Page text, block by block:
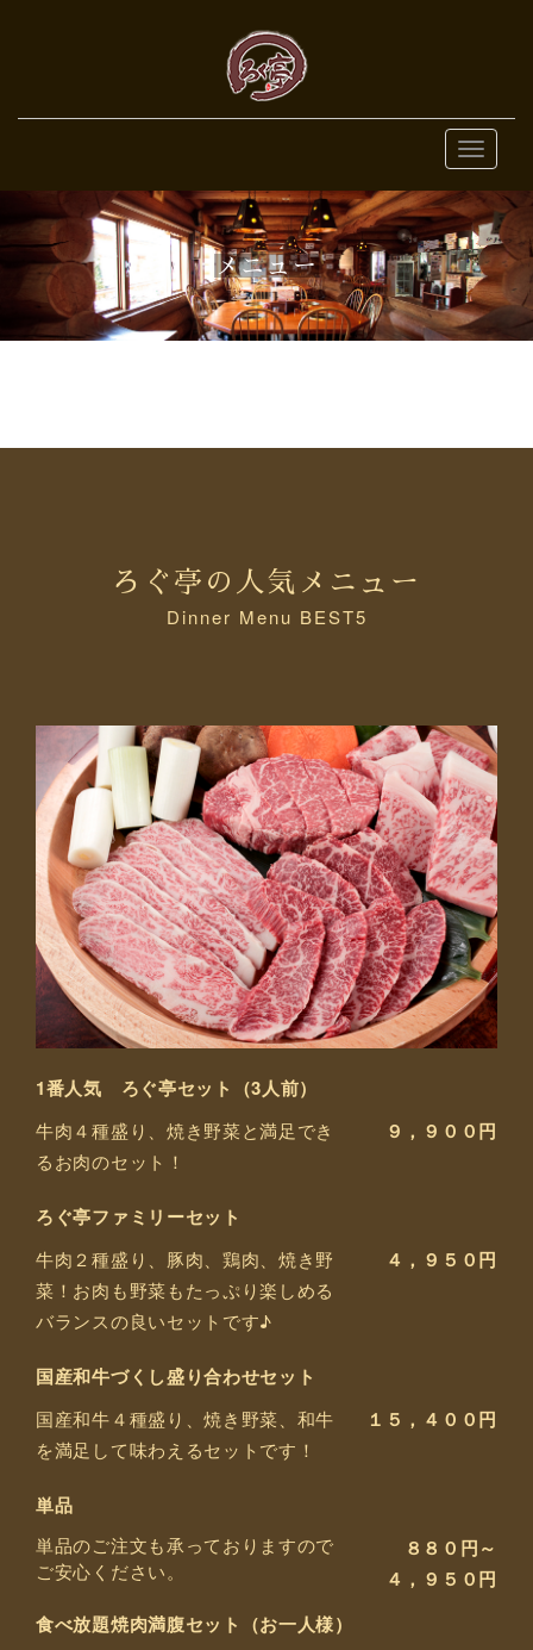
MENU
メニュー
ろぐ亭の人気メニュー
Dinner Menu BEST5
1番人気 ろぐ亭セット（3人前）
９，９００円
牛肉４種盛り、焼き野菜と満足でき
るお肉のセット！
ろぐ亭ファミリーセット
４，９５０円
牛肉２種盛り、豚肉、鶏肉、焼き野
菜！お肉も野菜もたっぷり楽しめる
バランスの良いセットです♪
国産和牛づくし盛り合わせセット
１５，４００円
国産和牛４種盛り、焼き野菜、和牛
を満足して味わえるセットです！
単品
８８０円～
４，９５０円
単品のご注文も承っておりますので
ご安心ください。
食べ放題焼肉満腹セット（お一人様）